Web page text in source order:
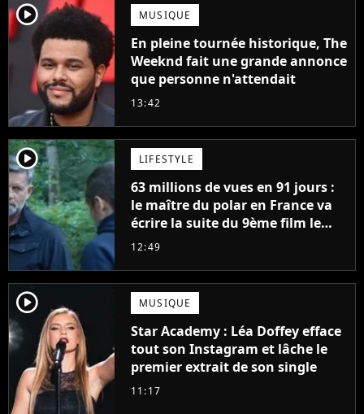
player2 MUSIQUE
En pleine tournée historique, The
Weeknd fait une grande annonce
que personne n'attendait
13:42
player2 LIFESTYLE
63 millions de vues en 91 jours :
le maître du polar en France va
écrire la suite du 9ème film le
plus regardé sur Netflix
12:49
player2 MUSIQUE
Star Academy : Léa Doffey efface
tout son Instagram et lâche le
premier extrait de son single
11:17